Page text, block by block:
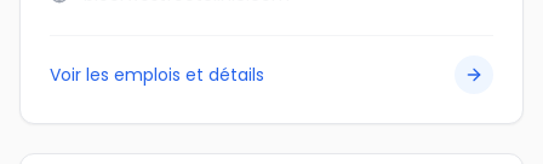
Voir les emplois et détails